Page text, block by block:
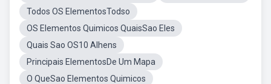
Todos OS ElementosTodso
OS Elementos Quimicos QuaisSao Eles
Quais Sao OS10 Alhens
Principais ElementosDe Um Mapa
O QueSao Elementos Quimicos